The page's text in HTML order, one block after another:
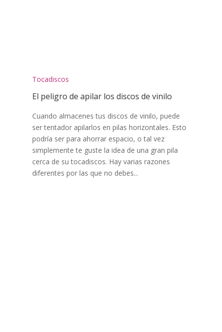
Tocadiscos
El peligro de apilar los discos de vinilo
Cuando almacenes tus discos de vinilo, puede
ser tentador apilarlos en pilas horizontales. Esto
podría ser para ahorrar espacio, o tal vez
simplemente te guste la idea de una gran pila
cerca de su tocadiscos. Hay varias razones
diferentes por las que no debes...